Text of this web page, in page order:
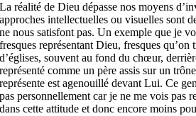
La réalité de Dieu dépasse nos moyens
approches intellectuelles ou visuelles sont
ne nous satisfont pas. Un exemple que je
fresques représentant Dieu, fresques qu’on
d’églises, souvent au fond du chœur,
représenté comme un père assis sur un
représente est agenouillé devant Lui. Ce
pas personnellement car je ne me vois pas
dans cette attitude et donc encore moins